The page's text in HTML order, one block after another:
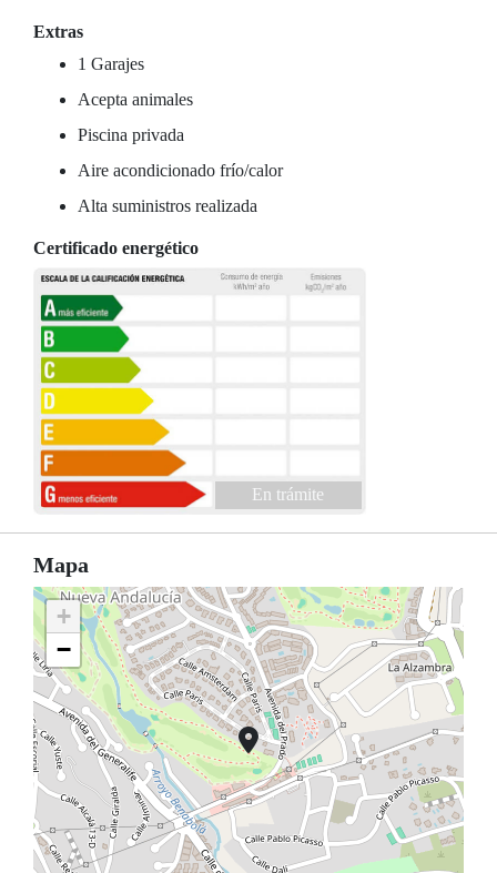
Extras
1 Garajes
Acepta animales
Piscina privada
Aire acondicionado frío/calor
Alta suministros realizada
Certificado energético
En trámite
Mapa
+
−